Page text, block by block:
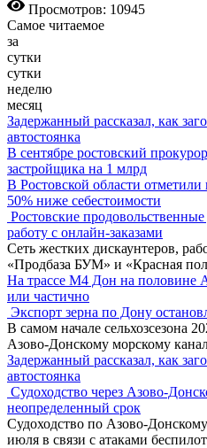
Просмотров: 10945
Самое читаемое
за
сутки
сутки
неделю
месяц
Задержанный рассказал, как
автостоянка
В сентябре ростовский
застройщика на 1 млрд
В Ростовской области
50% ниже себестоимости
Ростовские
работу с онлайн-заказами
Сеть жестких дискаунтеров,
«Продбаза БУМ» и «Красная
На трассе М4 Дон на половине
или частично
Экспорт зерна по Дону
В самом начале сельхозсезона
Азово-Донскому морскому
Задержанный рассказал, как
автостоянка
Судоходство через Азово-
неопределенный срок
Судоходство по Азово-
июля в связи с атаками